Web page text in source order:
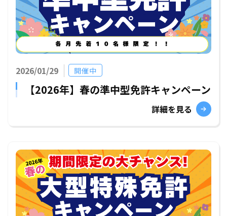
2026/01/29 開催中
【2026年】春の準中型免許キャンペーン
詳細を見る